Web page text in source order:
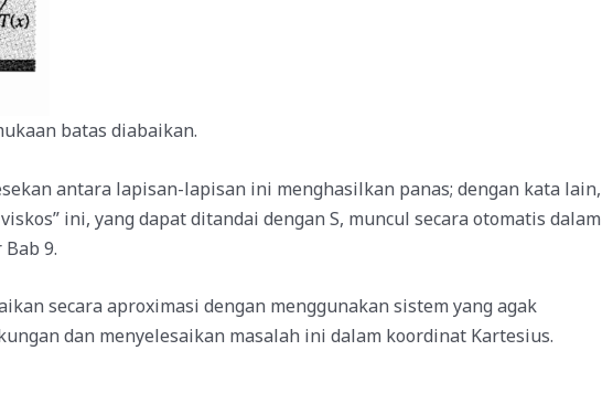
batas diabaikan.
antara lapisan-lapisan ini menghasilkan panas; dengan kata lain,
ini, yang dapat ditandai dengan S, muncul secara otomatis dalam
9.
secara aproximasi dengan menggunakan sistem yang agak
dan menyelesaikan masalah ini dalam koordinat Kartesius.